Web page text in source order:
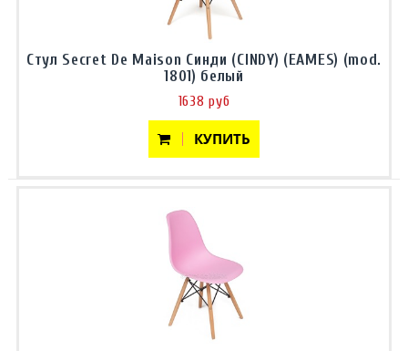
Стул Secret De Maison Синди (CINDY) (EAMES) (mod.
1801) белый
1638 руб
КУПИТЬ